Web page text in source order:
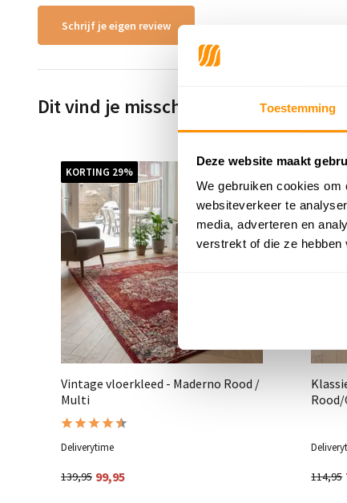
Toestemming
Deze website maakt
We gebruiken cookies om
websiteverkeer te
media, adverteren en
verstrekt of die ze
Schrijf je eigen review
Dit vind je misschien ook leuk
KORTING 29%
Vintage vloerkleed - Maderno Rood /
Multi
Deliverytime
139,95 99,95 114,95